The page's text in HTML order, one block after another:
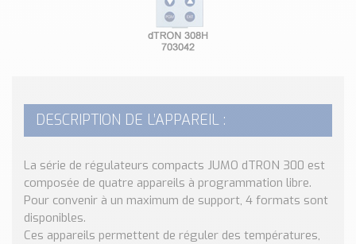
Nos outils et simulateurs
Téléchargement (Logiciels, Documents,..)
Convertisseur de pression
Formulaire Débitmètre
Calculateur maintien en température
Calculateur Chauffage/Liquide/Gaz
DESCRIPTION DE L’APPAREIL :
La série de régulateurs compacts JUMO dTRON 300 est
composée de quatre appareils à programmation libre.
Pour convenir à un maximum de support, 4 formats sont
disponibles.
Ces appareils permettent de réguler des températures,